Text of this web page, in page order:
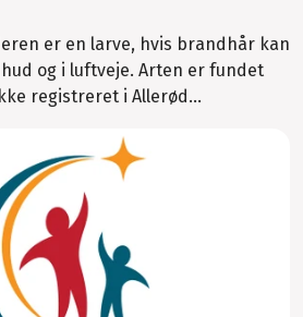
er en larve, hvis brandhår kan
og i luftveje. Arten er fundet
registreret i Allerød...